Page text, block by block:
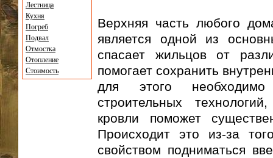
Верхняя часть любого
является одной из
спасает жильцов от
помогает сохранить
для этого
строительных
кровли поможет
Происходит это из-за
свойством подниматься
Лестница
Кухня
Погреб
Подвал
Отмостка
Отопление
Стоимость